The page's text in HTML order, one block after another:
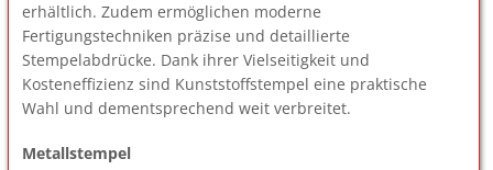
erhältlich. Zudem ermöglichen moderne
Fertigungstechniken präzise und detaillierte
Stempelabdrücke. Dank ihrer Vielseitigkeit und
Kosteneffizienz sind Kunststoffstempel eine praktische
Wahl und dementsprechend weit verbreitet.
Metallstempel